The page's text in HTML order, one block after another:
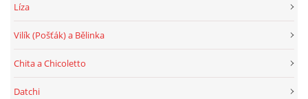
Líza
Vilík (Pošťák) a Bělinka
Chita a Chicoletto
Datchi